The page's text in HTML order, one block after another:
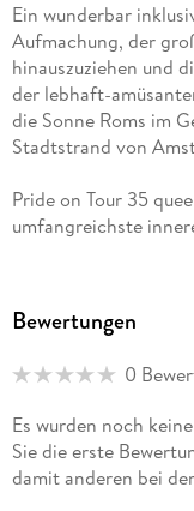
Ein wunderbar
Aufmachung, der
hinauszuziehen und
der lebhaft-
die Sonne Roms im
Stadtstrand von
Pride on Tour 35
umfangreichste
besucht haben sollte.
Lust auf den
Gestalterisch an den
angelehnt, ist der
inklusiv. pinkdot-life.
Bewertungen
0
Es wurden noch
Sie die erste
damit anderen bei